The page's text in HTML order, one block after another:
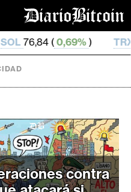
) TRX0,329 465 ( -
contra